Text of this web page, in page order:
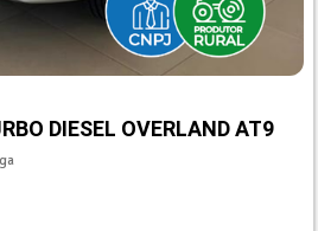
DIESEL OVERLAND AT9